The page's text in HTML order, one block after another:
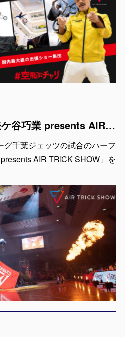
1月20日 & 21日「鎌ケ谷巧業 presents AIR TRICK SHOW」出演者紹介
グ千葉ジェッツの試合のハーフ
AIR TRICK SHOW」を